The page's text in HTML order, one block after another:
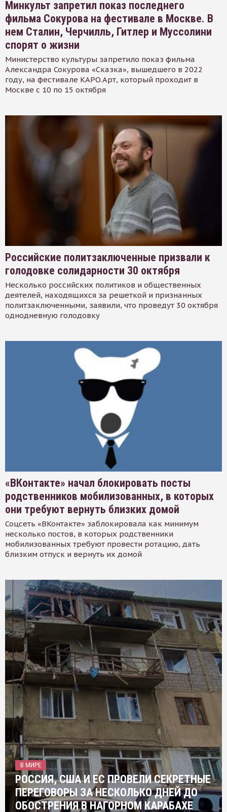
Минкульт запретил показ последнего
фильма Сокурова на фестивале в Москве. В
нем Сталин, Черчилль, Гитлер и Муссолини
спорят о жизни
Министерство культуры запретило показ фильма
Александра Сокурова «Сказка», вышедшего в 2022
году, на фестивале КАРО.Арт, который проходит в
Москве с 10 по 15 октября
Российские политзаключенные призвали к
голодовке солидарности 30 октября
Несколько российских политиков и общественных
деятелей, находящихся за решеткой и признанных
политзаключенными, заявили, что проведут 30 октября
однодневную голодовку
«ВКонтакте» начал блокировать посты
родственников мобилизованных, в которых
они требуют вернуть близких домой
Соцсеть «ВКонтакте» заблокировала как минимум
несколько постов, в которых родственники
мобилизованных требуют провести ротацию, дать
близким отпуск и вернуть их домой
В МИРЕ
РОССИЯ, США И ЕС ПРОВЕЛИ СЕКРЕТНЫЕ
ПЕРЕГОВОРЫ ЗА НЕСКОЛЬКО ДНЕЙ ДО
ОБОСТРЕНИЯ В НАГОРНОМ КАРАБАХЕ